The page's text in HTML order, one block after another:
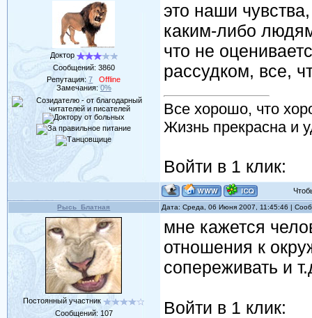
Доктор
Сообщений: 3860
Репутация:7
Offline
Замечания: 0%
это наши
каким-либо
что не
рассудком, все,
Все хорошо, что
Жизнь прекрасна и
Войти в 1 клик:
Рысь_Блатная Дата: Среда, 06 Июня 2007, 11:45:46 |
Постоянный участник
Сообщений: 107
мне кажется
отношения к
сопереживать и
Войти в 1 клик: